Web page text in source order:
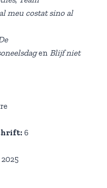
meu costat sino al
en Blijf niet
6